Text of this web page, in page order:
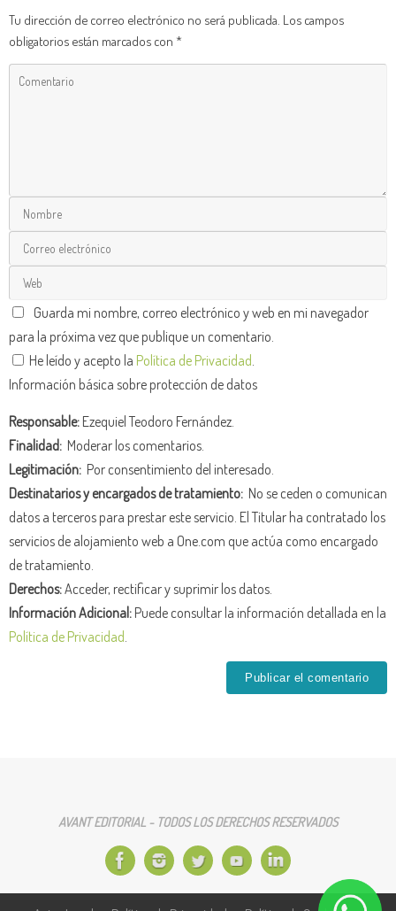
Tu dirección de correo electrónico no será publicada. Los campos
obligatorios están marcados con *
Guarda mi nombre, correo electrónico y web en mi navegador
para la próxima vez que publique un comentario.
He leído y acepto la Política de Privacidad
Información básica sobre protección de datos
Responsable:Ezequiel Teodoro Fernández.
Finalidad: Moderar los comentarios.
Legitimación: Por consentimiento del interesado.
Destinatarios y encargados de tratamiento: No se ceden o comunican
datos a terceros para prestar este servicio. El Titular ha contratado los
servicios de alojamiento web a One.com que actúa como encargado
de tratamiento.
Derechos:Acceder, rectificar y suprimir los datos.
Información Adicional:Puede consultar la información detallada en la
Política de Privacidad
AVANT EDITORIAL - TODOS LOS DERECHOS RESERVADOS